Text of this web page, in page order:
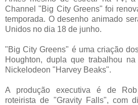
Channel "Big City Greens" foi
temporada. O desenho animado
Unidos no dia 18 de junho.
"Big City Greens" é uma criação
Houghton, dupla que trabalhou
Nickelodeon "Harvey Beaks".
A produção executiva é de
roteirista de "Gravity Falls", com